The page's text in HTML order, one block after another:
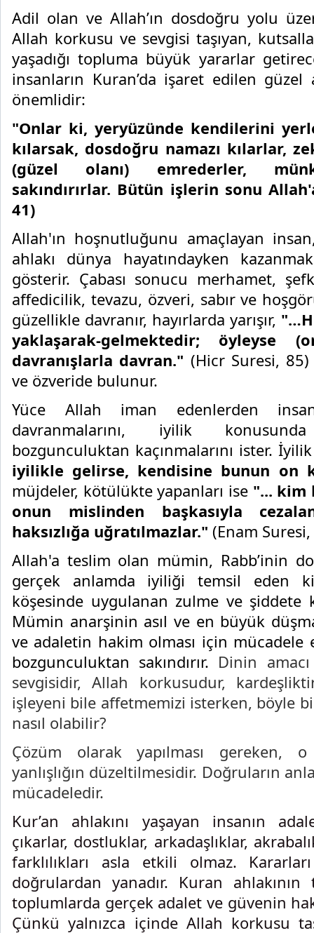
Adil olan ve Allah’ın dosdoğru yolu
Allah korkusu ve sevgisi taşıyan,
yaşadığı topluma büyük yararlar
insanların Kuran’da işaret edilen güzel
önemlidir:
"Onlar ki, yeryüzünde kendilerini
kılarsak, dosdoğru namazı kılarlar,
(güzel olanı) emrederler,
sakındırırlar. Bütün işlerin sonu
41)
Allah'ın hoşnutluğunu amaçlayan
ahlakı dünya hayatındayken
gösterir. Çabası sonucu merhamet,
affedicilik, tevazu, özveri, sabır ve
güzellikle davranır, hayırlarda yarışır,
yaklaşarak-gelmektedir; öyleyse
davranışlarla davran." (Hicr Suresi,
ve özveride bulunur.
Yüce Allah iman edenlerden
davranmalarını, iyilik konusunda
bozgunculuktan kaçınmalarını ister.
iyilikle gelirse, kendisine bunun on
müjdeler, kötülükte yapanları ise "... kim
onun mislinden başkasıyla
haksızlığa uğratılmazlar." (Enam
Allah'a teslim olan mümin, Rabb’inin
gerçek anlamda iyiliği temsil eden
köşesinde uygulanan zulme ve şiddete
Mümin anarşinin asıl ve en büyük
ve adaletin hakim olması için mücadele
bozgunculuktan sakındırır. Dinin
sevgisidir, Allah korkusudur,
işleyeni bile affetmemizi isterken, böyle
nasıl olabilir?
Çözüm olarak yapılması gereken,
yanlışlığın düzeltilmesidir. Doğruların
mücadeledir.
Kur’an ahlakını yaşayan insanın
çıkarlar, dostluklar, arkadaşlıklar,
farklılıkları asla etkili olmaz.
doğrulardan yanadır. Kuran ahlakının
toplumlarda gerçek adalet ve güvenin
Çünkü yalnızca içinde Allah korkusu